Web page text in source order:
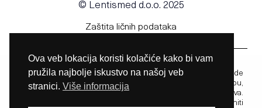
© Lentismed d.o.o. 2025
Zaštita ličnih podataka
Pre upotrebe obavezno pročitajte uputstva za upotrebu, gde
možete pronaći informacije vezane za upotrebu,
kontraindikacije. upozorenja, mere predostrožnosti i uputstva.
Informacije u uputstvu nisu medicinski savet i ne mogu zameniti
Ova veb lokacija koristi kolačiće kako bi vam
pružila najbolje iskustvo na našoj veb
stranici. Više informacija